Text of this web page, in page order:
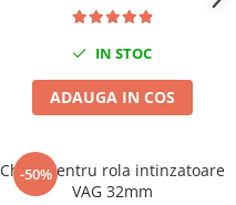
IN STOC
ADAUGA IN COS
-50%
Cheie pentru rola intinzatoare
VAG 32mm